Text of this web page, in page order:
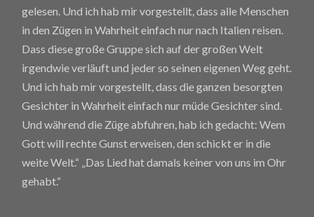
gelesen. Und ich hab mir vorgestellt, dass alle Menschen
in den Zügen in Wahrheit einfach nur nach Italien reisen.
Dass diese große Gruppe sich auf der großen Welt
irgendwie verläuft und jeder so seinen eigenen Weg geht.
Und ich hab mir vorgestellt, dass die ganzen besorgten
Gesichter in Wahrheit einfach nur müde Gesichter sind.
Und während die Züge abfuhren, hab ich gedacht: Wem
Gott will rechte Gunst erweisen, den schickt er in die
weite Welt.“ „Das Lied hat damals keiner von uns im Ohr
gehabt.“